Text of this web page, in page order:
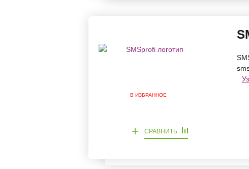
В ИЗБРАННОЕ
+ СРАВНИТЬ